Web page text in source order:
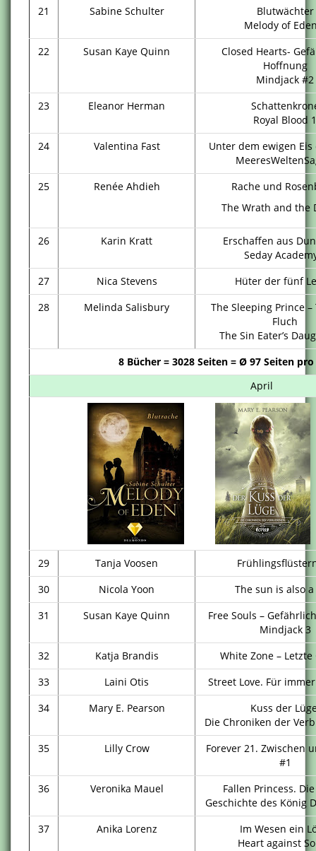
21 Sabine Schulter
Blutwächter
Melody of
22
Susan Kaye Quinn
Closed Hearts-
Hoffnung
Mindjack #2
23
Eleanor Herman
Royal Blood 1
24
Valentina Fast
Unter dem ewigen
25
Renée Ahdieh
Rache und
The Wrath and the
26 Karin Kratt
Erschaffen aus
Seday
27
Nica Stevens
Hüter der fünf
28
Melinda Salisbury
The Sleeping Prince
Fluch
The Sin Eater’s
8 Bücher = 3028 Seiten = Ø 97 Seiten pro
April
29 Tanja Voosen
30
Nicola Yoon
The sun is also
31
Susan Kaye Quinn
Free Souls –
Mindjack 3
32
Katja Brandis
White Zone – Letzte
33
Laini Otis
Street Love. Für
34
Mary E. Pearson
Kuss der
Die Chroniken der
35
Lilly Crow
Forever 21. Zwischen
#1
36
Veronika Mauel
Fallen Princess.
Geschichte des König
37
Anika Lorenz
Im Wesen ein
Heart against